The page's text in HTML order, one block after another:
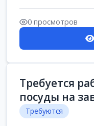
0 просмотров
Требуется
посуды на
Требуются